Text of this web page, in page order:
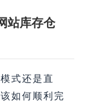
站库存仓
式还是直
如何顺利完